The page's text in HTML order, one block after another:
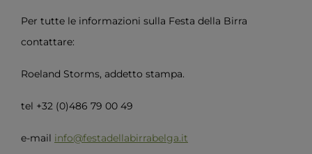
Per tutte le informazioni sulla Festa della Birra
contattare:
Roeland Storms, addetto stampa.
tel +32 (0)486 79 00 49
e-mail info@festadellabirrabelga.it